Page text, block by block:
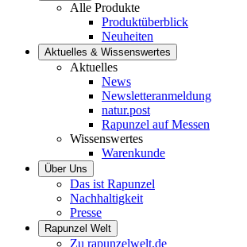
Alle Produkte
Produktüberblick
Neuheiten
Aktuelles & Wissenswertes
Aktuelles
News
Newsletteranmeldung
natur.post
Rapunzel auf Messen
Wissenswertes
Warenkunde
Über Uns
Das ist Rapunzel
Nachhaltigkeit
Presse
Rapunzel Welt
Zu rapunzelwelt.de